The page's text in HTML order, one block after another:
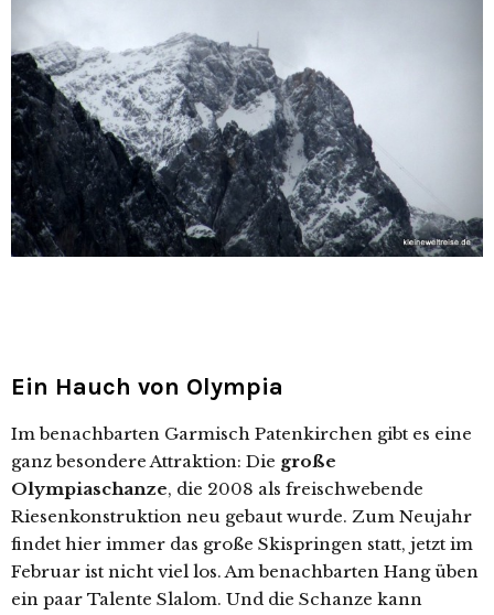
Ein Hauch von Olympia
Im benachbarten Garmisch Patenkirchen gibt es eine
ganz besondere Attraktion: Die große
Olympiaschanze, die 2008 als freischwebende
Riesenkonstruktion neu gebaut wurde. Zum Neujahr
findet hier immer das große Skispringen statt, jetzt im
Februar ist nicht viel los. Am benachbarten Hang üben
ein paar Talente Slalom. Und die Schanze kann